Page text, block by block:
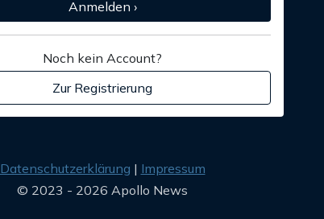
Anmelden ›
Noch kein Account?
Zur Registrierung
Datenschutzerklärung
Impressum
© 2023 - 2026 Apollo News